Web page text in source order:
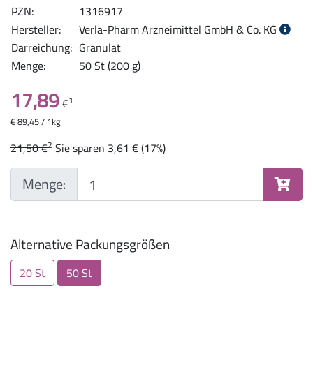
PZN:
1316917
Hersteller:
Verla-Pharm Arzneimittel GmbH & Co. KG
Darreichung: Granulat
Menge:
50 St (200 g)
17,89€1
€ 89,45 / 1kg
21,50 €2 Sie sparen 3,61 € (17%)
Menge:
Alternative Packungsgrößen
20 St 50 St